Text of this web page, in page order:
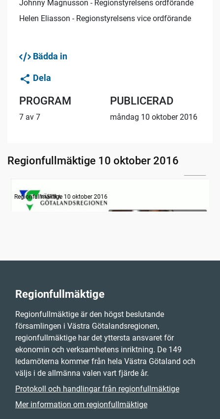
Johnny Magnusson - Regionstyrelsens ordförande
Helen Eliasson - Regionstyrelsens vice ordförande
Bädda in
Dela
PROGRAM
7 av 7
PUBLICERAD
måndag 10 oktober 2016
Regionfullmäktige 10 oktober 2016
Information om dagens ärenden
Regionfullmäktige 10 oktober 2016
Regionfullmäktige
Regionfullmäktige är den högst beslutande
församlingen i Västra Götalandsregionen,
regionfullmäktige har det yttersta ansvaret för
ekonomin och verksamhetens inriktning. De 149
ledamöterna kommer från hela Västra Götaland och
väljs i de allmänna valen vart fjärde år.
Protokoll och handlingar från regionfullmäktige
Mer information om regionfullmäktige